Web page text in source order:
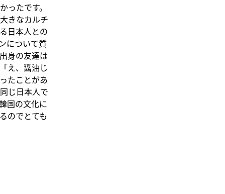
たです。
きなカルチ
日本人との
について質
身の友達は
え、醤油じ
たことがあ
じ日本人で
国の文化に
のでとても